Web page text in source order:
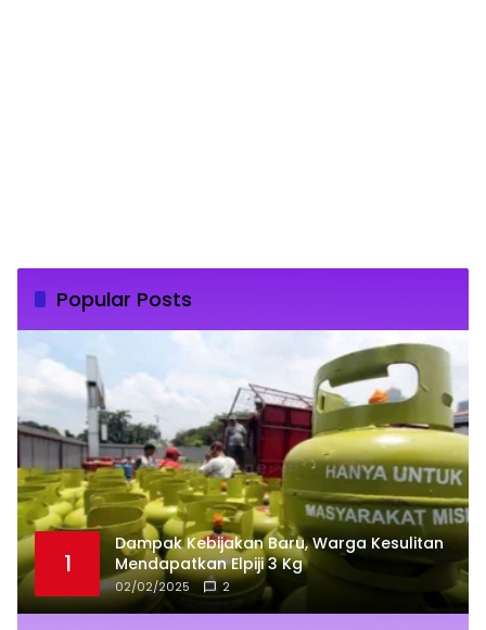
Popular Posts
1
Dampak Kebijakan Baru, Warga Kesulitan
Mendapatkan Elpiji 3 Kg
02/02/2025 2